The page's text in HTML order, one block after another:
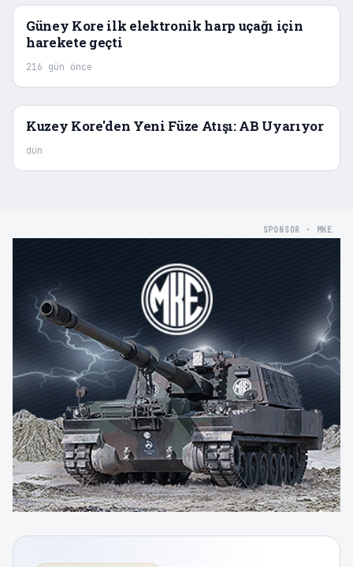
Güney Kore ilk elektronik harp uçağı için
harekete geçti
216 gün önce
Kuzey Kore'den Yeni Füze Atışı: AB Uyarıyor
dün
SPONSOR · MKE